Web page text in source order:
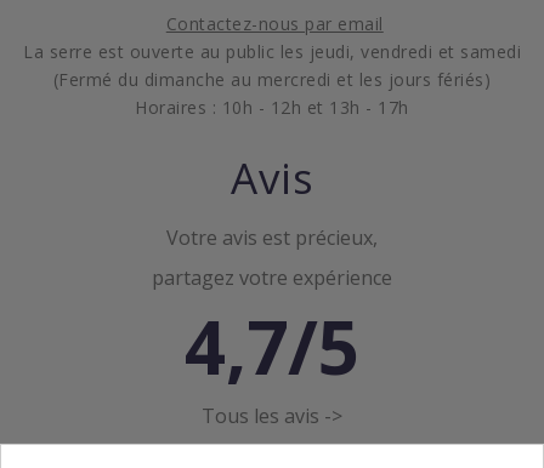
Contactez-nous par email
La serre est ouverte au public les jeudi, vendredi et samedi
(Fermé du dimanche au mercredi et les jours fériés)
Horaires : 10h - 12h et 13h - 17h
Avis
Votre avis est précieux,
partagez votre expérience
4,7/5
Tous les avis ->